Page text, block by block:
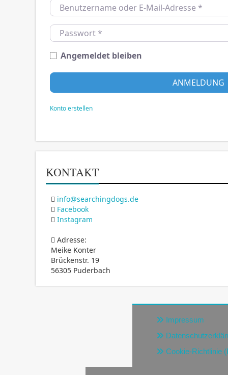
Benutzername oder E-Mail-Adresse*
Passwort*
Angemeldet bleiben
ANMELDUNG
Konto erstellen
KONTAKT
info@searchingdogs.de
Facebook
Instagram
Adresse:
Meike Konter
Brückenstr. 19
56305 Puderbach
Impressum
Cookie-Richtlinie